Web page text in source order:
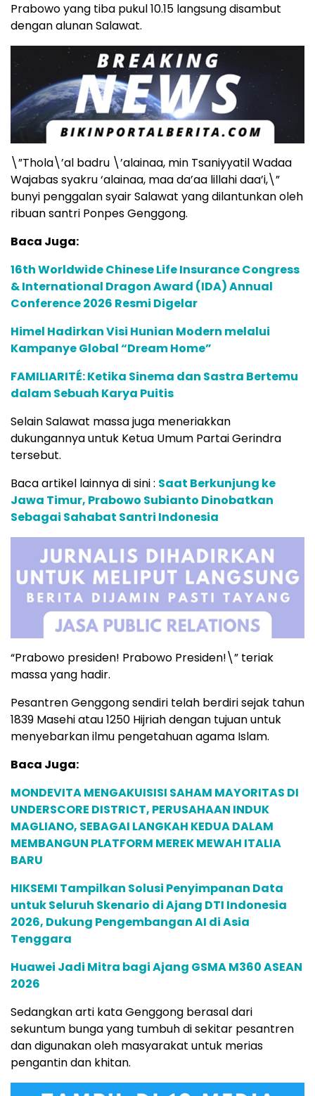
Prabowo yang tiba pukul 10.15 langsung disambut
dengan alunan Salawat.
\”Thola\’al badru \’alainaa, min Tsaniyyatil Wadaa
Wajabas syakru ‘alainaa, maa da’aa lillahi daa’i,\”
bunyi penggalan syair Salawat yang dilantunkan oleh
ribuan santri Ponpes Genggong.
Baca Juga:
16th Worldwide Chinese Life Insurance Congress
& International Dragon Award (IDA) Annual
Conference 2026 Resmi Digelar
Himel Hadirkan Visi Hunian Modern melalui
Kampanye Global “Dream Home”
FAMILIARITÉ: Ketika Sinema dan Sastra Bertemu
dalam Sebuah Karya Puitis
Selain Salawat massa juga meneriakkan
dukungannya untuk Ketua Umum Partai Gerindra
tersebut.
Baca artikel lainnya di sini : Saat Berkunjung ke
Jawa Timur, Prabowo Subianto Dinobatkan
Sebagai Sahabat Santri Indonesia
“Prabowo presiden! Prabowo Presiden!\” teriak
massa yang hadir.
Pesantren Genggong sendiri telah berdiri sejak tahun
1839 Masehi atau 1250 Hijriah dengan tujuan untuk
menyebarkan ilmu pengetahuan agama Islam.
Baca Juga:
MONDEVITA MENGAKUISISI SAHAM MAYORITAS DI
UNDERSCORE DISTRICT, PERUSAHAAN INDUK
MAGLIANO, SEBAGAI LANGKAH KEDUA DALAM
MEMBANGUN PLATFORM MEREK MEWAH ITALIA
BARU
HIKSEMI Tampilkan Solusi Penyimpanan Data
untuk Seluruh Skenario di Ajang DTI Indonesia
2026, Dukung Pengembangan AI di Asia
Tenggara
Huawei Jadi Mitra bagi Ajang GSMA M360 ASEAN
2026
Sedangkan arti kata Genggong berasal dari
sekuntum bunga yang tumbuh di sekitar pesantren
dan digunakan oleh masyarakat untuk merias
pengantin dan khitan.